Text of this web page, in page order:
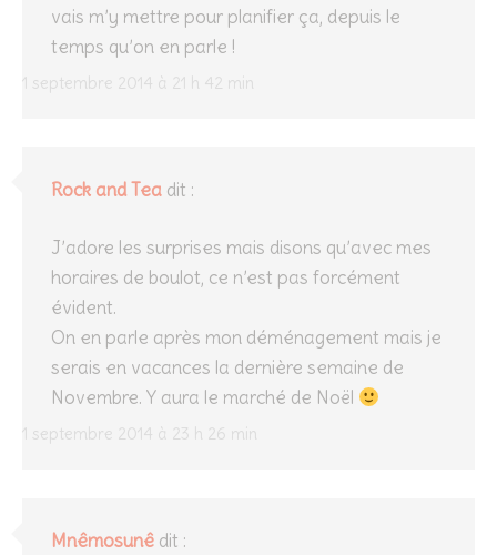
1 septembre 2014 à 21 h 42 min
vais m’y mettre pour planifier ça, depuis le
temps qu’on en parle !
Rock and Tea dit :
1 septembre 2014 à 23 h 26 min
J’adore les surprises mais disons qu’avec mes
horaires de boulot, ce n’est pas forcément
évident.
On en parle après mon déménagement mais je
serais en vacances la dernière semaine de
Novembre. Y aura le marché de Noël
Mnêmosunê dit :